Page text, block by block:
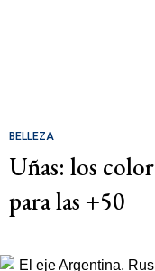
BELLEZA
Uñas: los
para las +50